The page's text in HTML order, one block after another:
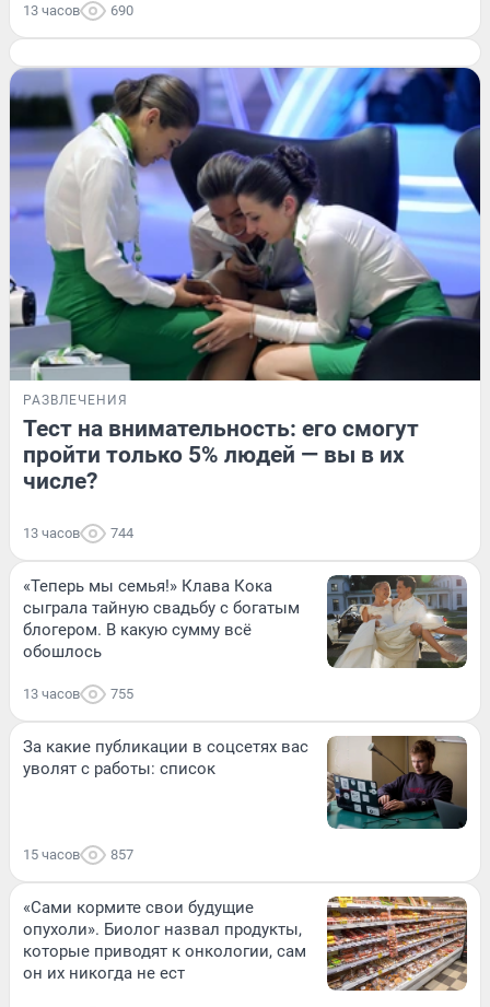
13 часов 690
РАЗВЛЕЧЕНИЯ
Тест на внимательность: его смогут
пройти только 5% людей — вы в их
числе?
13 часов 744
«Теперь мы семья!» Клава Кока
сыграла тайную свадьбу с богатым
блогером. В какую сумму всё
обошлось
13 часов 755
За какие публикации в соцсетях вас
уволят с работы: список
15 часов 857
«Сами кормите свои будущие
опухоли». Биолог назвал продукты,
которые приводят к онкологии, сам
он их никогда не ест